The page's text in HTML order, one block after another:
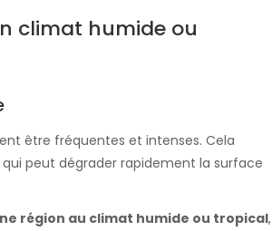
climat humide ou
être fréquentes et intenses. Cela
peut dégrader rapidement la surface
région au climat humide ou tropical,